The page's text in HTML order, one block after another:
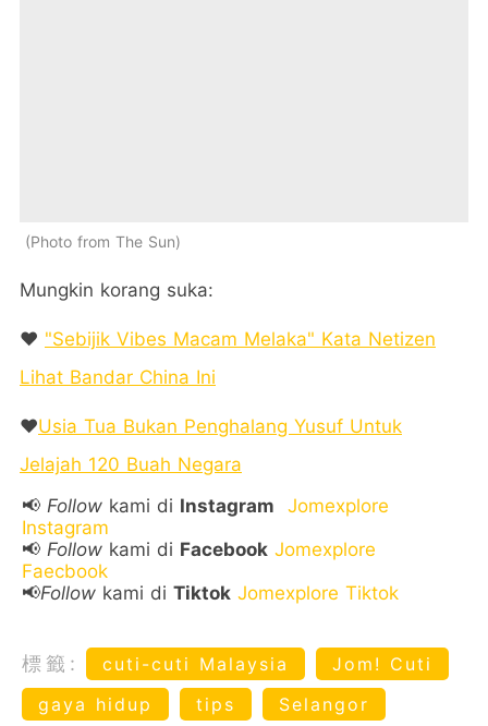
Photo from The Sun
Mungkin korang suka:
❤️ "Sebijik Vibes Macam Melaka" Kata Netizen
Lihat Bandar China Ini
❤️Usia Tua Bukan Penghalang Yusuf Untuk
Jelajah 120 Buah Negara
📢 Follow kami di Instagram
Jomexplore
Instagram
📢 Follow kami di Facebook Jomexplore
Faecbook
📢Follow kami di Tiktok Jomexplore Tiktok
標籤: cuti-cuti Malaysia
Jom! Cuti
gaya hidup
tips
Selangor